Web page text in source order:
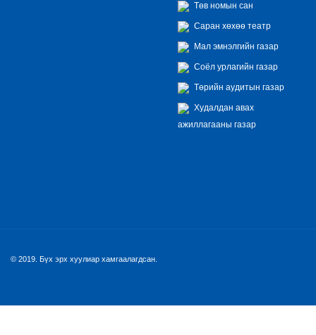
Төв номын сан
Саран хөхөө театр
Мал эмнэлгийн газар
Соёл урлагийн газар
Төрийн аудитын газар
Худалдан авах
ажиллагааны газар
© 2019. Бүх эрх хуулиар хамгаалагдсан.